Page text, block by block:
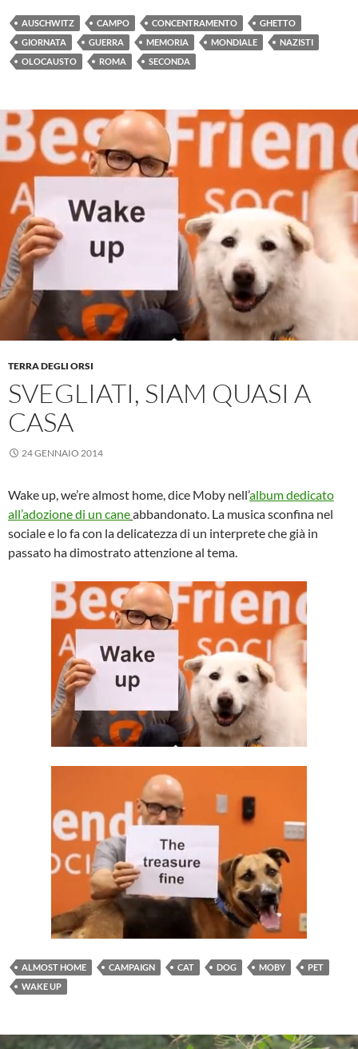
AUSCHWITZ CAMPO CONCENTRAMENTO
GHETTO
GIORNATA
GUERRA MEMORIA MONDIALE
NAZISTI
OLOCAUSTO
ROMA SECONDA
TERRA DEGLI ORSI
SVEGLIATI, SIAM QUASI A
CASA
24 GENNAIO 2014
Wake up, we’re almost home, dice Moby nell’album dedicato
all’adozione di un caneabbandonato. La musica sconfina nel
sociale e lo fa con la delicatezza di un interprete che già in
passato ha dimostrato attenzione al tema.
ALMOST HOME CAMPAIGN CAT DOG MOBY
PET
WAKE UP